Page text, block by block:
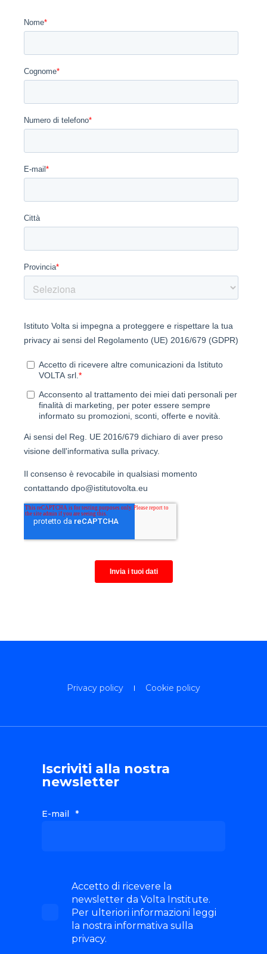
Privacy policy Cookie policy
Iscriviti alla nostra
newsletter
E-mail *
Accetto di ricevere la
newsletter da Volta Institute.
Per ulteriori informazioni leggi
la nostra informativa sulla
privacy.